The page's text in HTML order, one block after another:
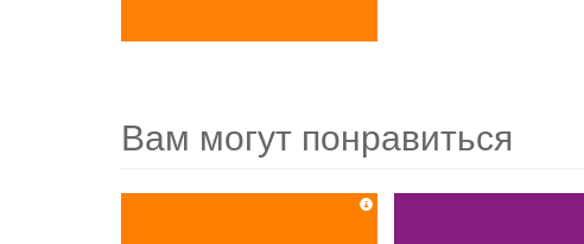
Вам могут понравиться